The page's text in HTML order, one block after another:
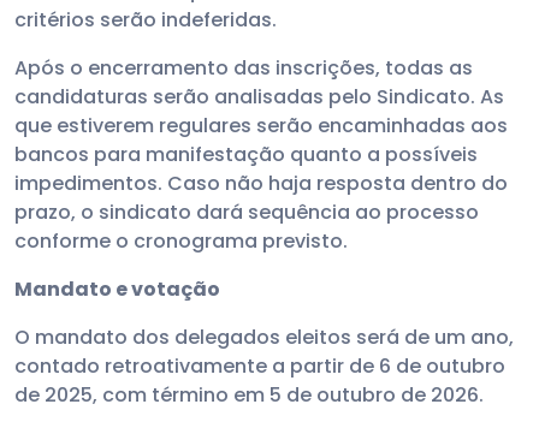
critérios serão indeferidas.
Após o encerramento das inscrições, todas as
candidaturas serão analisadas pelo Sindicato. As
que estiverem regulares serão encaminhadas aos
bancos para manifestação quanto a possíveis
impedimentos. Caso não haja resposta dentro do
prazo, o sindicato dará sequência ao processo
conforme o cronograma previsto.
Mandato e votação
O mandato dos delegados eleitos será de um ano,
contado retroativamente a partir de 6 de outubro
de 2025, com término em 5 de outubro de 2026.